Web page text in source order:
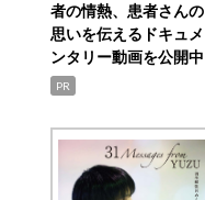
者の情熱、患者さんの
思いを伝えるドキュメ
ンタリー動画を公開中
PR